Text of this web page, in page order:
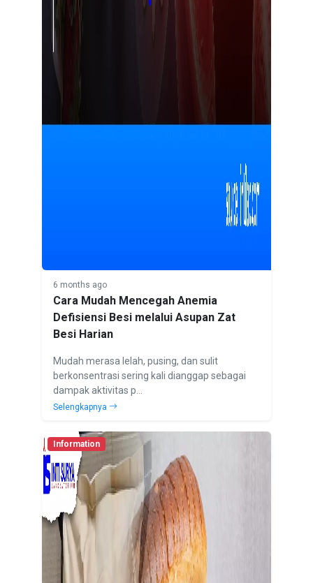
6 months ago
Cara Mudah Mencegah Anemia
Defisiensi Besi melalui Asupan Zat
Besi Harian
Mudah merasa lelah, pusing, dan sulit
berkonsentrasi sering kali dianggap sebagai
dampak aktivitas p...
Selengkapnya
Information